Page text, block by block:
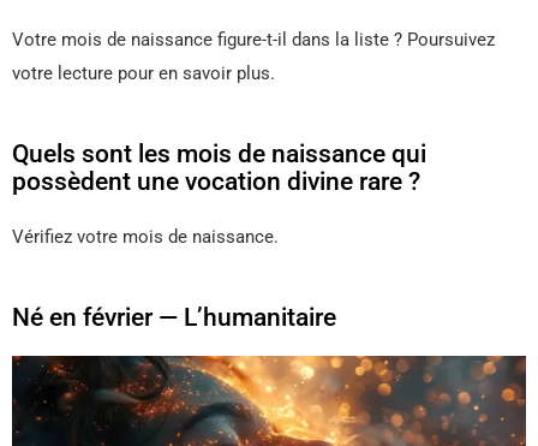
Votre mois de naissance figure-t-il dans la liste ? Poursuivez
votre lecture pour en savoir plus.
Quels sont les mois de naissance qui
possèdent une vocation divine rare ?
Vérifiez votre mois de naissance.
Né en février — L’humanitaire